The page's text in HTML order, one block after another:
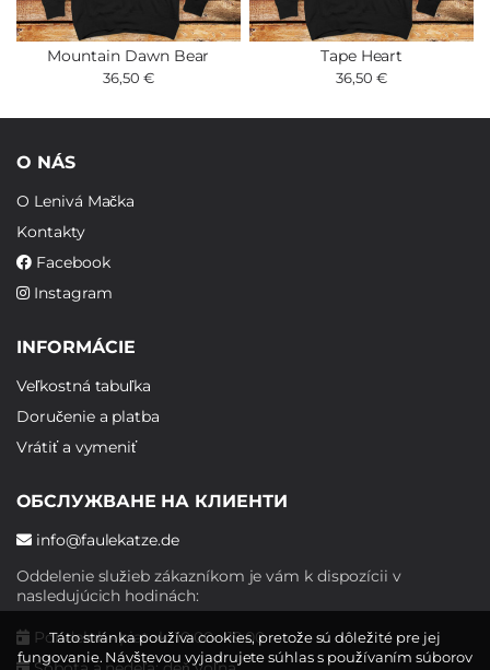
Mountain Dawn Bear
36,50 €
Tape Heart
36,50 €
O NÁS
O Lenivá Mačka
Kontakty
Facebook
Instagram
INFORMÁCIE
Veľkostná tabuľka
Doručenie a platba
Vrátiť a vymeniť
ОБСЛУЖВАНЕ НА КЛИЕНТИ
info@faulekatze.de
Oddelenie služieb zákazníkom je vám k dispozícii v
nasledujúcich hodinách:
Pondelok - piatok: 10:00 - 19:00
Táto stránka používa cookies, pretože sú dôležité pre jej
fungovanie. Návštevou vyjadrujete súhlas s používaním súborov